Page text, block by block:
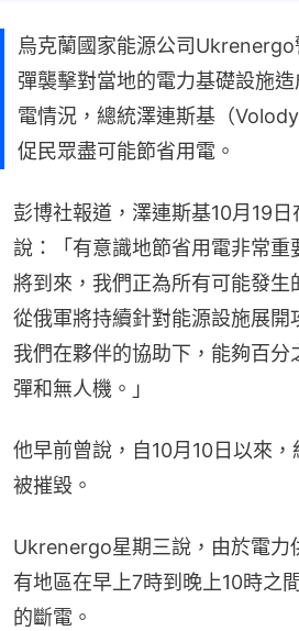
烏克蘭國家能源公司
彈襲擊對當地的電力基礎設施
電情況，總統澤連斯基（
促民眾盡可能節省用電。
彭博社報道，澤連斯基10月19
說：「有意識地節省用電非常
將到來，我們正為所有可能發生
從俄軍將持續針對能源設施展開
我們在夥伴的協助下，能夠百分
彈和無人機。」
他早前曾說，自10月10日以來
被摧毀。
Ukrenergo星期三說，由於電力
有地區在早上7時到晚上10時之
的斷電。